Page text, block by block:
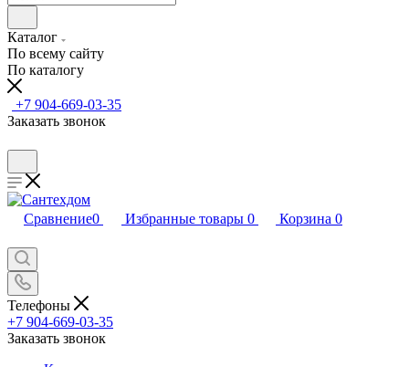
Каталог
По всему сайту
По каталогу
+7 904-669-03-35
Заказать звонок
Сравнение0 Избранные товары 0 Корзина 0
Телефоны
+7 904-669-03-35
Заказать звонок